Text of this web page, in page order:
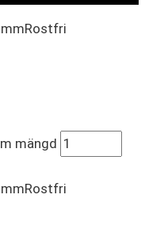
Rostfri
mängd
Rostfri